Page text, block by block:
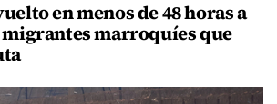
en menos de 48 horas a
migrantes marroquíes que